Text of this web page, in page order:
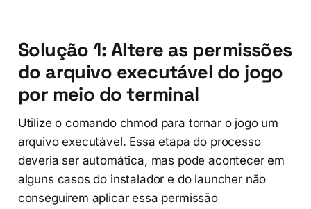
Solução 1: Altere as permissões
do arquivo executável do jogo
por meio do terminal
Utilize o comando chmod para tornar o jogo um
arquivo executável. Essa etapa do processo
deveria ser automática, mas pode acontecer em
alguns casos do instalador e do launcher não
conseguirem aplicar essa permissão